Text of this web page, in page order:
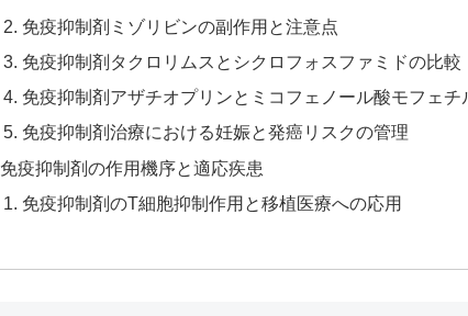
免疫抑制剤ミゾリビンの副作用と注意点
免疫抑制剤タクロリムスとシクロフォスファミドの比較
免疫抑制剤アザチオプリンとミコフェノール酸モフェチ
免疫抑制剤治療における妊娠と発癌リスクの管理
免疫抑制剤の作用機序と適応疾患
免疫抑制剤のT細胞抑制作用と移植医療への応用